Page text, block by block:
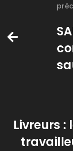
Livreurs :